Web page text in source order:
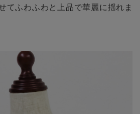
てふわふわと上品で華麗に揺れま